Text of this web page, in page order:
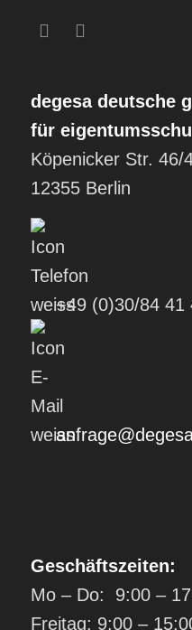
degesa deutsche
für
Köpenicker Str. 46/
12355 Berlin
+49 (0)30/84 41
Geschäftszeiten:
Mo – Do: 9:00 –
Freitag: 9:00 –